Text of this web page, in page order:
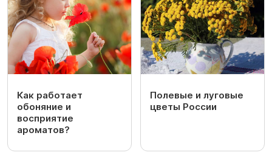
Как работает
обоняние и
восприятие
ароматов?
Полевые и луговые
цветы России